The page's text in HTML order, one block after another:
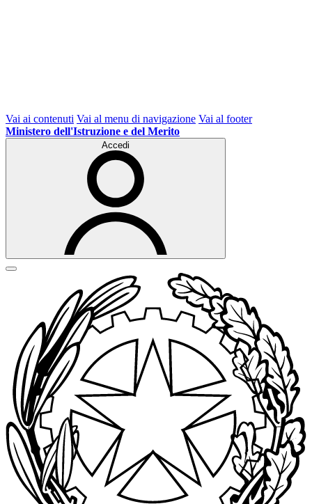
Vai ai contenuti Vai al menu di navigazione Vai al footer
Ministero dell'Istruzione e del Merito
Accedi